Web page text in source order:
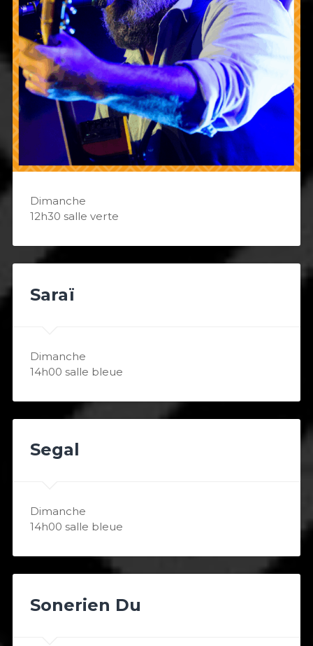
Dimanche
12h30 salle verte
Saraï
Dimanche
14h00 salle bleue
Segal
Dimanche
14h00 salle bleue
Sonerien Du